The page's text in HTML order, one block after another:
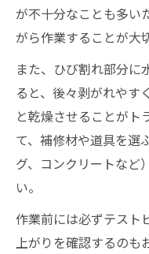
が不十分なことも多い
がら作業することが大
また、ひび割れ部分に
ると、後々剥がれやす
と乾燥させることがト
て、補修材や道具を選
グ、コンクリートなど
い。
作業前には必ずテスト
上がりを確認するのも